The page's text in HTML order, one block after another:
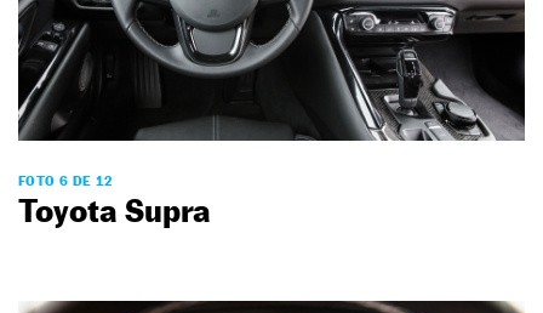
FOTO 6 DE 12
Toyota Supra